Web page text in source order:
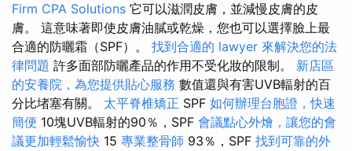
Firm CPA Solutions 它可以滋潤皮膚，並減慢皮膚的皮
膚。 這意味著即使皮膚油膩或乾燥，您也可以選擇臉上最
合適的防曬霜（SPF）。 找到合適的 lawyer 來解決您的法
律問題 許多面部防曬產品的作用不受化妝的限制。 新店區
的安養院，為您提供貼心服務 數值還與有害UVB輻射的百
分比堵塞有關。 太平脊椎矯正 SPF 如何辦理台胞證，快速
簡便 10塊UVB輻射的90％，SPF 會議點心外燴，讓您的會
議更加輕鬆愉快 15 專業整骨師 93％，SPF 找到可靠的外